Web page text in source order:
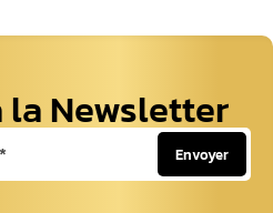
Newsletter
Envoyer